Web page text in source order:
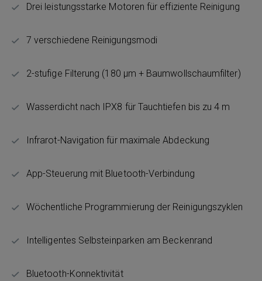
Drei leistungsstarke Motoren für effiziente Reinigung
7 verschiedene Reinigungsmodi
2-stufige Filterung (180 μm + Baumwollschaumfilter)
Wasserdicht nach IPX8 für Tauchtiefen bis zu 4 m
Infrarot-Navigation für maximale Abdeckung
App-Steuerung mit Bluetooth-Verbindung
Wöchentliche Programmierung der Reinigungszyklen
Intelligentes Selbsteinparken am Beckenrand
Bluetooth-Konnektivität